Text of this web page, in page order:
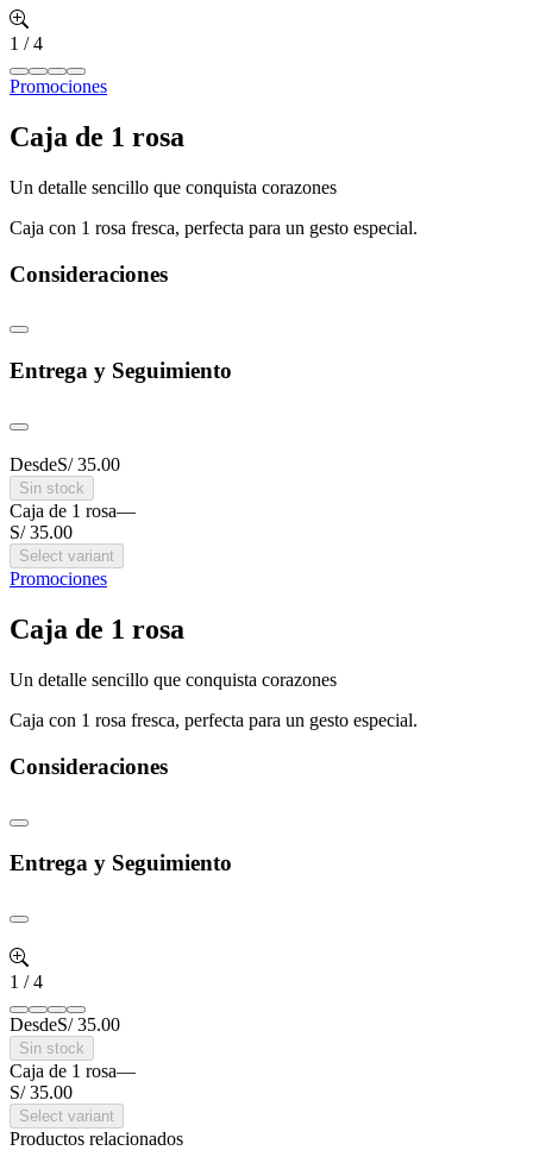
1 /4
Promociones
Caja de 1 rosa
Un detalle sencillo que conquista corazones
Caja con 1 rosa fresca, perfecta para un gesto especial.
Consideraciones
Entrega y Seguimiento
DesdeS/ 35.00
Sin stock
Caja de 1 rosa—
S/ 35.00
Select variant
Promociones
Caja de 1 rosa
Un detalle sencillo que conquista corazones
Caja con 1 rosa fresca, perfecta para un gesto especial.
Consideraciones
Entrega y Seguimiento
1 /4
DesdeS/ 35.00
Sin stock
Caja de 1 rosa—
S/ 35.00
Select variant
Productos relacionados